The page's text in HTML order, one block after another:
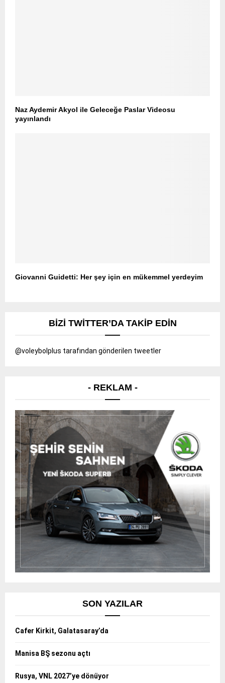
Naz Aydemir Akyol ile Geleceğe Paslar Videosu
yayınlandı
Giovanni Guidetti: Her şey için en mükemmel yerdeyim
BIZI TWITTER’DA TAKIP EDIN
@voleybolplus tarafından gönderilen tweetler
- REKLAM -
SON YAZILAR
Cafer Kirkit, Galatasaray’da
Manisa BŞ sezonu açtı
Rusya, VNL 2027’ye dönüyor